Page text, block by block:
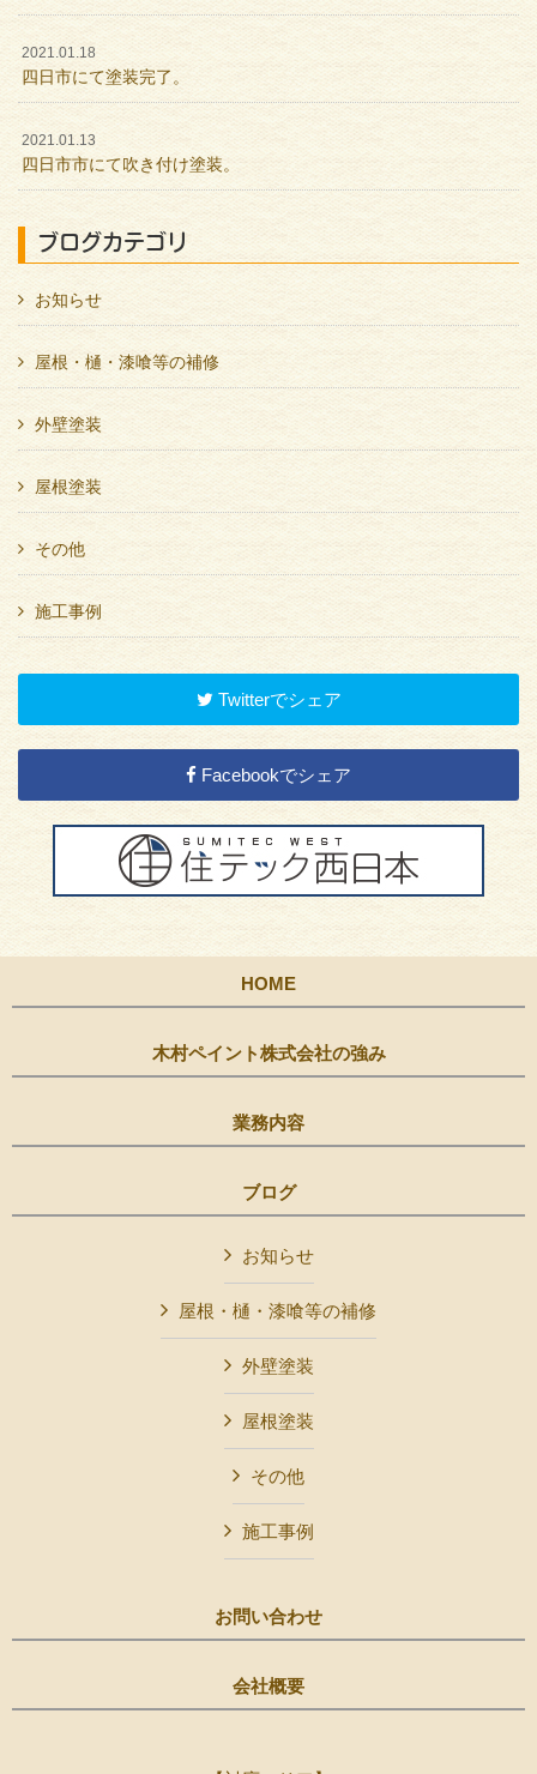
2021.01.18
四日市にて塗装完了。
2021.01.13
四日市市にて吹き付け塗装。
ブログカテゴリ
お知らせ
屋根・樋・漆喰等の補修
外壁塗装
屋根塗装
その他
施工事例
Twitterでシェア
Facebookでシェア
HOME
木村ペイント株式会社の強み
業務内容
ブログ
お知らせ
屋根・樋・漆喰等の補修
外壁塗装
屋根塗装
その他
施工事例
お問い合わせ
会社概要